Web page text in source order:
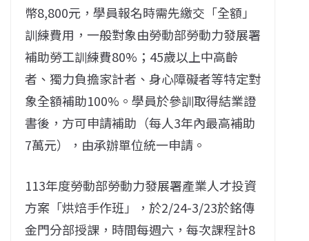
幣8,800元，學員報名時需先繳交「全額」
訓練費用，一般對象由勞動部勞動力發展署
補助勞工訓練費80%；45歲以上中高齡
者、獨力負擔家計者、身心障礙者等特定對
象全額補助100%。學員於參訓取得結業證
書後，方可申請補助（每人3年內最高補助
7萬元），由承辦單位統一申請。
113年度勞動部勞動力發展署產業人才投資
方案「烘焙手作班」，於2/24-3/23於銘傳
金門分部授課，時間每週六，每次課程計8